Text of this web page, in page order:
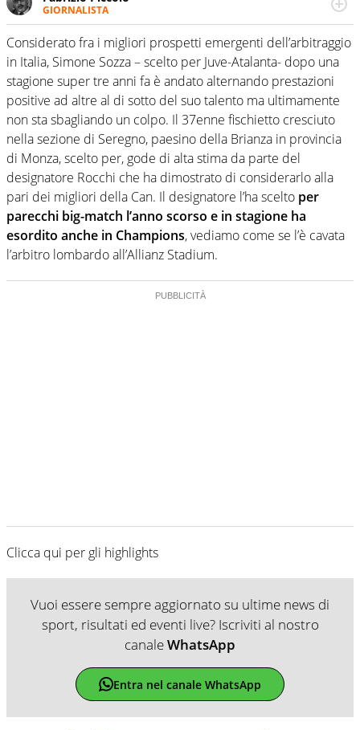
GIORNALISTA
Nella sua carriera ha seguito numerose manifestazioni
sportive e collaborato con agenzie e testate. Esperienza,
competenza, conoscenza e memoria storica. Si occupa
prevalentemente di calcio
Considerato fra i migliori prospetti emergenti dell’arbitraggio
in Italia, Simone Sozza – scelto per Juve-Atalanta- dopo una
stagione super tre anni fa è andato alternando prestazioni
positive ad altre al di sotto del suo talento ma ultimamente
non sta sbagliando un colpo. Il 37enne fischietto cresciuto
nella sezione di Seregno, paesino della Brianza in provincia
di Monza, scelto per, gode di alta stima da parte del
designatore Rocchi che ha dimostrato di considerarlo alla
pari dei migliori della Can. Il designatore l’ha scelto per
parecchi big-match l’anno scorso e in stagione ha
esordito anche in Champions, vediamo come se l’è cavata
l’arbitro lombardo all’Allianz Stadium.
Clicca qui per gli highlights
Vuoi essere sempre aggiornato su ultime news di
sport, risultati ed eventi live? Iscriviti al nostro
canaleWhatsApp
Entra nel canale WhatsApp